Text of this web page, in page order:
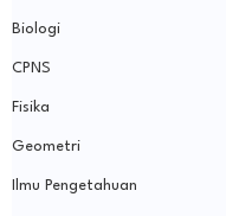
Biologi
CPNS
Fisika
Geometri
Ilmu Pengetahuan